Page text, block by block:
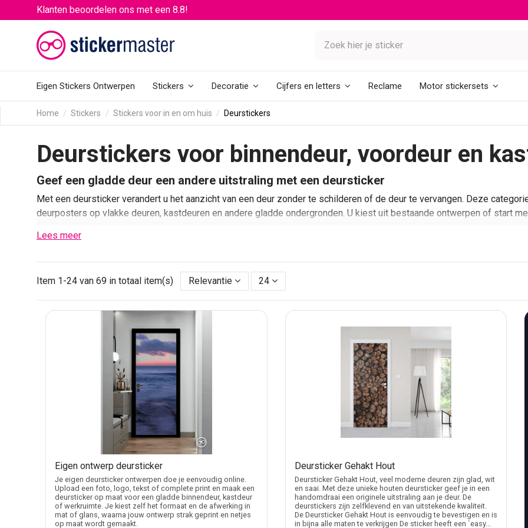
Klanten beoordelen ons met een 8.8!
Eigen Stickers Ontwerpen Stickers Decoratie Cijfers en letters Reclame Motor stickersets
Home Stickers Stickers voor in en om huis Deurstickers
Deurstickers voor binnendeur, voordeur en
Geef een gladde deur een andere uitstraling met een deursticker
Met een deursticker verandert u het aanzicht van een deur zonder te schilderen of de deur te vervangen. Deze
deurposters op vlakke deuren, kastdeuren en andere gladde ondergronden. U kiest uit bestaande ontwerpen of start
Het assortiment bevat onder meer dierenprints, houtstructuren, natuurbeelden, stadsscènes en ontwerpen voor
Deursticker of deurposter voor verschillende ruimtes
Een deursticker wordt vaak gekozen voor een binnendeur die te kaal oogt, een kastdeur die beter bij de ruimte moet
herkenbare print gewenst is. Voor kinderkamers zijn er ontwerpen met dieren en speelse beelden. Voor woonkamers,
houtlooks of architectuurbeelden beter.
Zoekt u geen deurvullende print, maar een kleine tekst bij de brievenbus, dan past een
brievenbussticker
collectanten, bekijk dan decolportagestickers
Full colour deurstickers met keuze uit mat of glans
De deurstickers worden full colour geprint. Bij de afwerking kunt u kiezen voor mat of glans, afhankelijk van het
Een glanzende afwerking laat kleuren sterker opvallen bij voldoende licht.
De producten in deze categorie zijn bedoeld voor vlakke ondergronden. Voor buitentoepassing, bijvoorbeeld op een
Controleer bij het gekozen product altijd de beschikbare afwerking en de toepassing waarvoor u de sticker wilt
Easy apply bubble free lijmlaag voor strak aanbrengen
De deurstickers zijn voorzien van een easy apply bubble free lijmlaag. Door de microkanalen in de folie kan lucht
bij grotere deurstickers, omdat de print over een groter oppervlak netjes moet aansluiten.
Breng de sticker aan op een schone, gladde deur. Lijn de sticker eerst goed uit, werk rustig vanuit één kant en strijk
Lees meer
Item 1-24 van 69 in totaal item(s) Relevantie 24
Eigen ontwerp deursticker
Je eigen deursticker ontwerpen doe je eenvoudig online.
Upload een foto, logo, tekst of complete print en maak een
deursticker op maat voor een gladde binnendeur, kastdeur
of werkruimte. Je kiest zelf het formaat en de afwerking in
mat of glans, waarna jouw ontwerp strak geprint en netjes
op maat wordt gemaakt.
Deursticker Gehakt Hout
Deursticker Gehakt Hout, veel moderne deuren zijn glad, wit
en saai. Met deze unieke houten deursticker geef je in een
handomdraai een originele uitstraling aan je deur. De
deurstickers zijn zelfklevend en van uitstekende kwaliteit.
De Deursticker Gehakt Hout is eenvoudig te bevestigen en is
in bijna alle maten te verkrijgen De sticker heeft een `easy...